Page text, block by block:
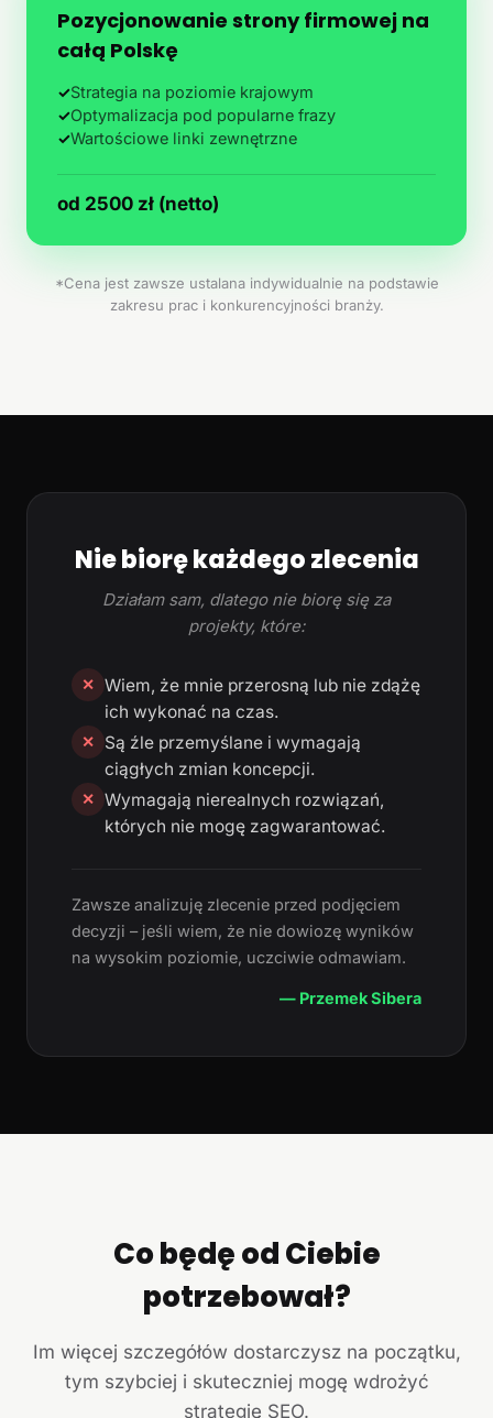
Pozycjonowanie strony firmowej na
całą Polskę
✓Strategia na poziomie krajowym
✓Optymalizacja pod popularne frazy
✓Wartościowe linki zewnętrzne
od 2500 zł (netto)
*Cena jest zawsze ustalana indywidualnie na podstawie
zakresu prac i konkurencyjności branży.
Nie biorę każdego zlecenia
Działam sam, dlatego nie biorę się za
projekty, które:
✕ Wiem, że mnie przerosną lub nie zdążę
ich wykonać na czas.
✕
Są źle przemyślane i wymagają
ciągłych zmian koncepcji.
✕ Wymagają nierealnych rozwiązań,
których nie mogę zagwarantować.
Zawsze analizuję zlecenie przed podjęciem
decyzji – jeśli wiem, że nie dowiozę wyników
na wysokim poziomie, uczciwie odmawiam.
— Przemek Sibera
Co będę od Ciebie
potrzebował?
Im więcej szczegółów dostarczysz na początku,
tym szybciej i skuteczniej mogę wdrożyć
strategię SEO.